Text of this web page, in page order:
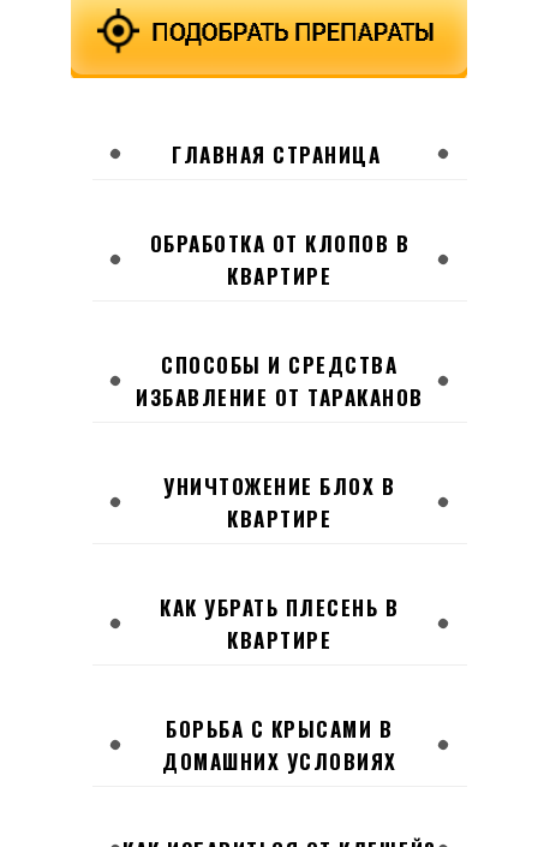
ГЛАВНАЯ СТРАНИЦА
ОБРАБОТКА ОТ КЛОПОВ В
КВАРТИРЕ
СПОСОБЫ И СРЕДСТВА
ИЗБАВЛЕНИЕ ОТ ТАРАКАНОВ
УНИЧТОЖЕНИЕ БЛОХ В
КВАРТИРЕ
КАК УБРАТЬ ПЛЕСЕНЬ В
КВАРТИРЕ
БОРЬБА С КРЫСАМИ В
ДОМАШНИХ УСЛОВИЯХ